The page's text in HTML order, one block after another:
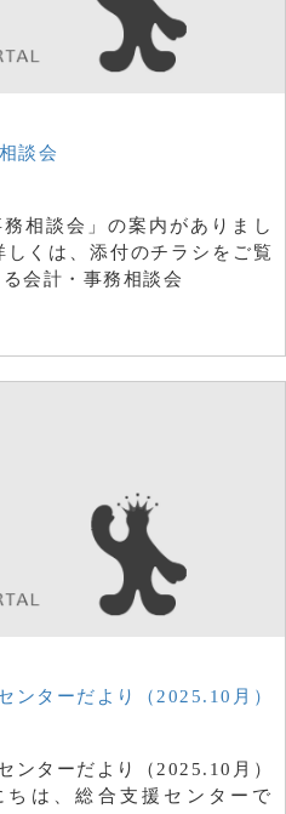
談会
相談会」の案内がありまし
くは、添付のチラシをご覧
会計・事務相談会
ンターだより（2025.10月）
ンターだより（2025.10月）
は、総合支援センターで